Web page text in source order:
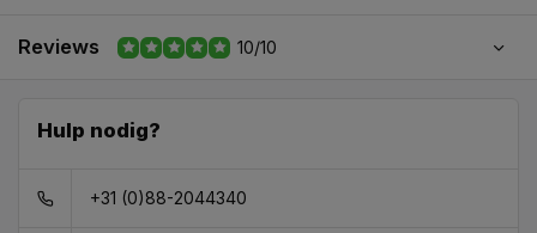
Reviews 10/10
Hulp nodig?
+31 (0)88-2044340